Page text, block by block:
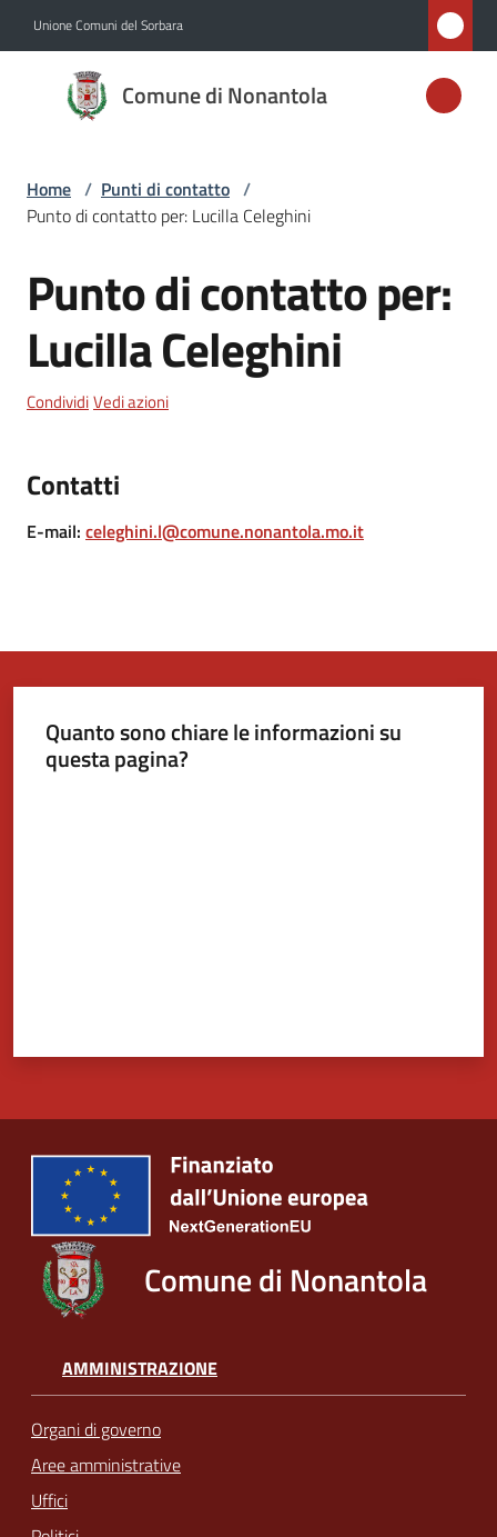
Unione Comuni del Sorbara
Comune di Nonantola
Comune di
Nonantola
Amministrazione
Nonantola
Home / Punti di contatto /
Punto di contatto per: Lucilla Celeghini
Salta al contenuto
Punto di contatto per:
Lucilla Celeghini
CondividiVedi azioni
Contatti
E-mail: celeghini.l@comune.nonantola.mo.it
Quanto sono chiare le informazioni su
questa pagina?
Comune di Nonantola
AMMINISTRAZIONE
Organi di governo
Aree amministrative
Uffici